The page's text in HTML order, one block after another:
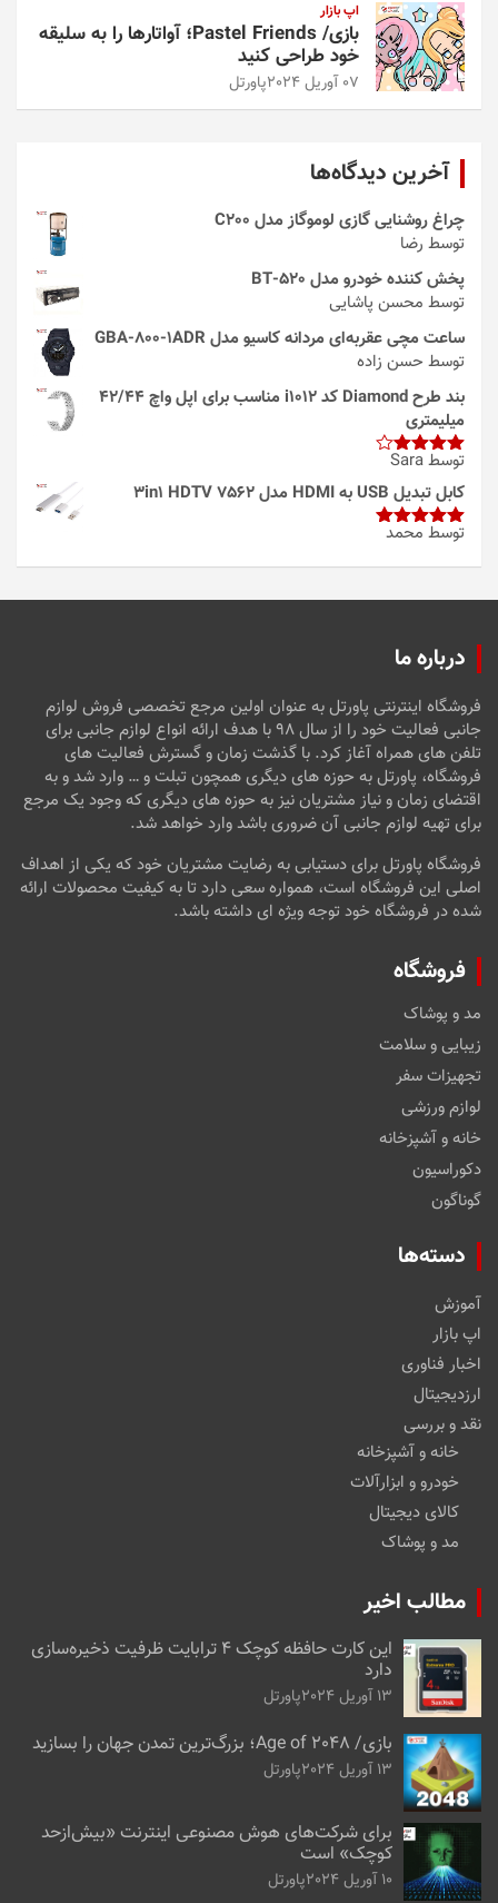
اپ بازار
بازی/ Pastel Friends؛ آواتارها را به سلیقه
خود طراحی کنید
07 آوریل 2024 پاورتل
آخرین دیدگاه‌ها
چراغ روشنایی گازی لوموگاز مدل C200
توسط رضا
پخش کننده خودرو مدل 520-BT
توسط محسن پاشایی
ساعت مچی عقربه‌ای مردانه کاسیو مدل GBA-800-1ADR
توسط حسن زاده
بند طرح Diamond کد i1012 مناسب برای اپل واچ 42/44
میلیمتری
امتیاز4
از 5
توسط Sara
کابل تبدیل USB به HDMI مدل 3in1 HDTV 7562
امتیاز5از
توسط محمد
درباره ما
فروشگاه اینترنتی پاورتل به عنوان اولین مرجع تخصصی فروش لوازم
جانبی فعالیت خود را از سال ۹۸ با هدف ارائه انواع لوازم جانبی برای
تلفن های همراه آغاز کرد. با گذشت زمان و گسترش فعالیت های
فروشگاه، پاورتل به حوزه های دیگری همچون تبلت و … وارد شد و به
اقتضای زمان و نیاز مشتریان نیز به حوزه های دیگری که وجود یک مرجع
برای تهیه لوازم جانبی آن ضروری باشد وارد خواهد شد.
فروشگاه پاورتل برای دستیابی به رضایت مشتریان خود که یکی از اهداف
اصلی این فروشگاه است، همواره سعی دارد تا به کیفیت محصولات ارائه
شده در فروشگاه خود توجه ویژه ای داشته باشد.
فروشگاه
مد و پوشاک
زیبایی و سلامت
تجهیزات سفر
لوازم ورزشی
خانه و آشپزخانه
دکوراسیون
گوناگون
دسته‌ها
آموزش
اپ بازار
اخبار فناوری
ارزدیجیتال
نقد و بررسی
خانه و آشپزخانه
خودرو و ابزارآلات
کالای دیجیتال
مد و پوشاک
مطالب اخیر
این کارت حافظه کوچک ۴ ترابایت ظرفیت ذخیره‌سازی
دارد
13 آوریل 2024 پاورتل
بازی/ Age of 2048؛ بزرگ‌ترین تمدن جهان را بسازید
13 آوریل 2024 پاورتل
برای شرکت‌های هوش مصنوعی اینترنت «بیش‌از‌حد
کوچک» است
10 آوریل 2024 پاورتل